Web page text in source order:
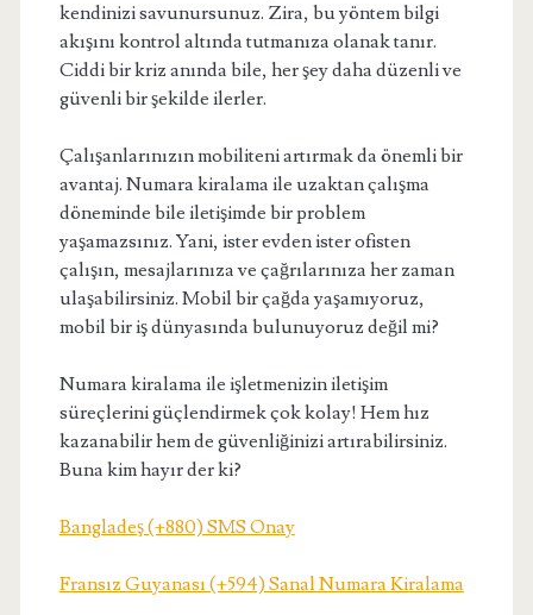
kendinizi savunursunuz. Zira, bu yöntem bilgi
akışını kontrol altında tutmanıza olanak tanır.
Ciddi bir kriz anında bile, her şey daha düzenli ve
güvenli bir şekilde ilerler.
Çalışanlarınızın mobiliteni artırmak da önemli bir
avantaj. Numara kiralama ile uzaktan çalışma
döneminde bile iletişimde bir problem
yaşamazsınız. Yani, ister evden ister ofisten
çalışın, mesajlarınıza ve çağrılarınıza her zaman
ulaşabilirsiniz. Mobil bir çağda yaşamıyoruz,
mobil bir iş dünyasında bulunuyoruz değil mi?
Numara kiralama ile işletmenizin iletişim
süreçlerini güçlendirmek çok kolay! Hem hız
kazanabilir hem de güvenliğinizi artırabilirsiniz.
Buna kim hayır der ki?
Bangladeş (+880) SMS Onay
Fransız Guyanası (+594) Sanal Numara Kiralama